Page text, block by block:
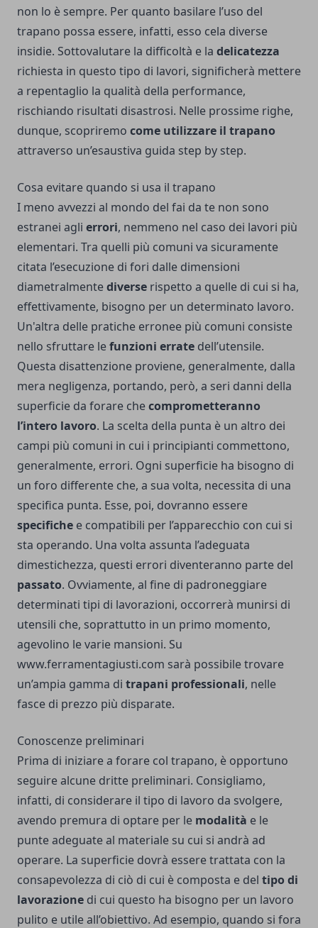
non lo è sempre. Per quanto basilare l’uso del
trapano possa essere, infatti, esso cela diverse
insidie. Sottovalutare la difficoltà e la delicatezza
richiesta in questo tipo di lavori, significherà mettere
a repentaglio la qualità della performance,
rischiando risultati disastrosi. Nelle prossime righe,
dunque, scopriremo come utilizzare il trapano
attraverso un’esaustiva guida step by step.
Cosa evitare quando si usa il trapano
I meno avvezzi al mondo del fai da te non sono
estranei agli errori, nemmeno nel caso dei lavori più
elementari. Tra quelli più comuni va sicuramente
citata l’esecuzione di fori dalle dimensioni
diametralmentediverse rispetto a quelle di cui si ha,
effettivamente, bisogno per un determinato lavoro.
Un'altra delle pratiche erronee più comuni consiste
nello sfruttare lefunzioni errate dell’utensile.
Questa disattenzione proviene, generalmente, dalla
mera negligenza, portando, però, a seri danni della
superficie da forare checomprometteranno
l’intero lavoro. La scelta della punta è un altro dei
campi più comuni in cui i principianti commettono,
generalmente, errori. Ogni superficie ha bisogno di
un foro differente che, a sua volta, necessita di una
specifica punta. Esse, poi, dovranno essere
specifiche e compatibili per l’apparecchio con cui si
sta operando. Una volta assunta l’adeguata
dimestichezza, questi errori diventeranno parte del
passato. Ovviamente, al fine di padroneggiare
determinati tipi di lavorazioni, occorrerà munirsi di
utensili che, soprattutto in un primo momento,
agevolino le varie mansioni. Su
www.ferramentagiusti.com sarà possibile trovare
un’ampia gamma di trapani professionali, nelle
fasce di prezzo più disparate.
Conoscenze preliminari
Prima di iniziare a forare col trapano, è opportuno
seguire alcune dritte preliminari. Consigliamo,
infatti, di considerare il tipo di lavoro da svolgere,
avendo premura di optare per le modalità e le
punte adeguate al materiale su cui si andrà ad
operare. La superficie dovrà essere trattata con la
consapevolezza di ciò di cui è composta e del tipo di
lavorazione di cui questo ha bisogno per un lavoro
pulito e utile all’obiettivo. Ad esempio, quando si fora